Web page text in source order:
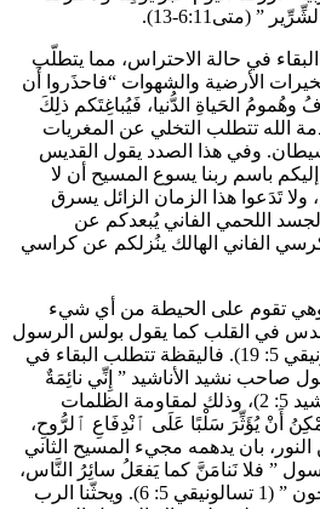
” (متى6:11-13).
في حالة الاحتراس، مما يتطلّب
الأرضية والشهوات “فاحذَروا أَن
الحَياةِ الدُّنيا، فَيُباغِتَكم ذلِكَ
21: 34). فإن خدمة الله تتطلب التخلي عن المغريات
وفي هذا الصدد يقول القديس
باسم ربنا يسوع المسيح أن لا
تَدَعوا هذا الزمان الزائل يسرق
الجسد اللحمي الفاني يُبعدكم عن
الكرسي الفاني الهالك ينُزلكم عن كراسي
وهي تقوم على الحيطة من أي شيء
في القلب كما يقول بولس الرسول
” لا تُخمِدوا الرُّوح،” (1 تسالونيقي 5: 19). فاليقظة تتطلب البقاء في
صاحب نشيد الأناشيد ” إِنِّي نائِمَةٌ
وقَلْبي مُستَيقِظ” (نشيد الأناشيد 5: 2)، وذلك لمقاومة الظلمات
أَنْ يُؤَثِّرَ سَلْبًا عَلَى ٱنْدِفَاعِ ٱلرُّوحِ،
بان يدهمه مجيء المسيح الثاني
” فلا نَنامَنَّ كما يَفعَلُ سائِرُ النَّاس،
بل علَينا أَن نَسهَرَ ونَحنُ صاحون ” (1 تسالونيقي 5: 6). ويحثّنا الرب